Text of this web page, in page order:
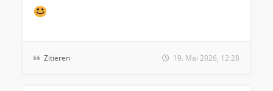
Zitieren 19. Mai 2026, 12:28